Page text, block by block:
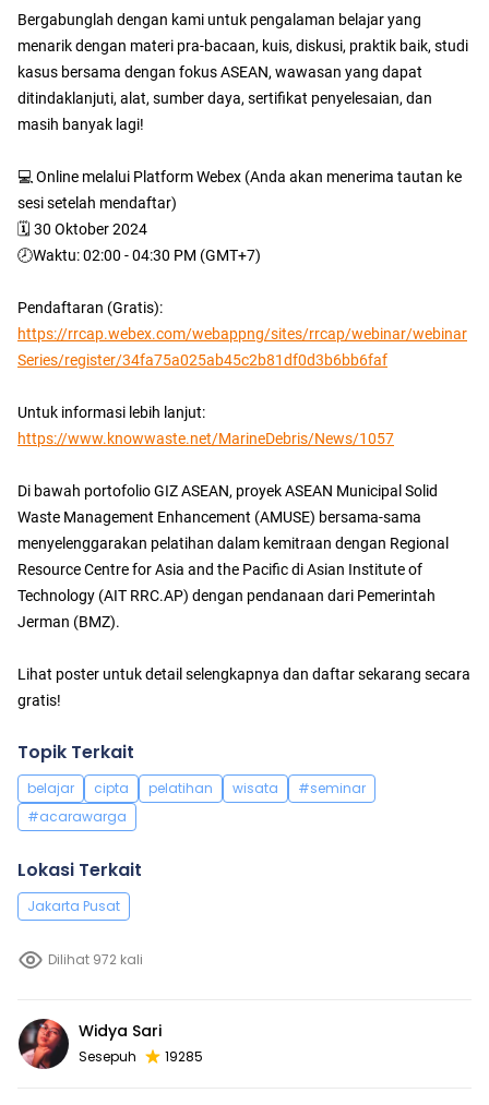
Bergabunglah dengan kami untuk pengalaman belajar yang
menarik dengan materi pra-bacaan, kuis, diskusi, praktik baik, studi
kasus bersama dengan fokus ASEAN, wawasan yang dapat
ditindaklanjuti, alat, sumber daya, sertifikat penyelesaian, dan
masih banyak lagi!
💻 Online melalui Platform Webex (Anda akan menerima tautan ke
sesi setelah mendaftar)
🗓️ 30 Oktober 2024
🕗Waktu: 02:00 - 04:30 PM (GMT+7)
Pendaftaran (Gratis):
https://rrcap.webex.com/webappng/sites/rrcap/webinar/webinar
Series/register/34fa75a025ab45c2b81df0d3b6bb6faf
Untuk informasi lebih lanjut:
https://www.knowwaste.net/MarineDebris/News/1057
Di bawah portofolio GIZ ASEAN, proyek ASEAN Municipal Solid
Waste Management Enhancement (AMUSE) bersama-sama
menyelenggarakan pelatihan dalam kemitraan dengan Regional
Resource Centre for Asia and the Pacific di Asian Institute of
Technology (AIT RRC.AP) dengan pendanaan dari Pemerintah
Jerman (BMZ).
Lihat poster untuk detail selengkapnya dan daftar sekarang secara
gratis!
Topik Terkait
belajar cipta pelatihan wisata
#seminar
#acarawarga
Lokasi Terkait
Jakarta Pusat
Dilihat 972 kali
Widya Sari
Sesepuh 19285